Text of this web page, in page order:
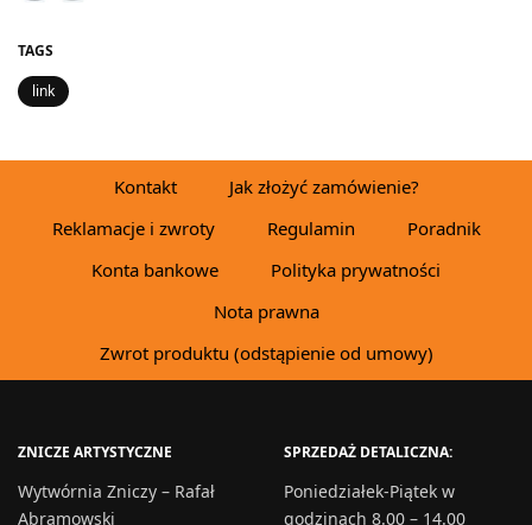
TAGS
link
Kontakt
Jak złożyć zamówienie?
Reklamacje i zwroty
Regulamin
Poradnik
Konta bankowe
Polityka prywatności
Nota prawna
Zwrot produktu (odstąpienie od umowy)
ZNICZE ARTYSTYCZNE
Wytwórnia Zniczy – Rafał
Abramowski
SPRZEDAŻ DETALICZNA:
Poniedziałek-Piątek w
godzinach 8.00 – 14.00